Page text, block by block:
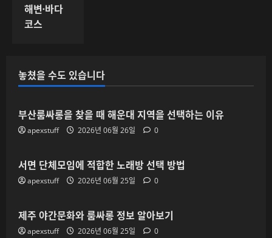
해변·바다
코스
놓쳤을 수도 있습니다
부산룸싸롱을 찾을 때 해운대 지역을 선택하는 이유
apexstuff 2026년 06월 26일 0
서면 단체모임에 적합한 노래방 선택 방법
apexstuff 2026년 06월 25일 0
제주 야간문화와 룸싸롱 정보 알아보기
apexstuff 2026년 06월 25일 0